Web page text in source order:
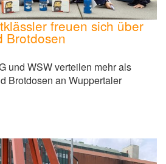
freuen sich über
Brotdosen
und WSW verteilen mehr als
Brotdosen an Wuppertaler